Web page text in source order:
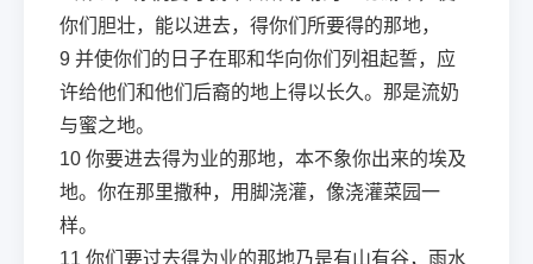
你们胆壮，能以进去，得你们所要得的那地，
9 并使你们的日子在耶和华向你们列祖起誓，应
许给他们和他们后裔的地上得以长久。那是流奶
与蜜之地。
10 你要进去得为业的那地，本不象你出来的埃及
地。你在那里撒种，用脚浇灌，像浇灌菜园一
样。
11 你们要过去得为业的那地乃是有山有谷，雨水